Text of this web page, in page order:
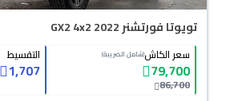
تويوتا فورتشنر GX2 4x2 2022
سعر الكاش(شامل الضريبة)
79,700
86,700
التقسيط
1,707